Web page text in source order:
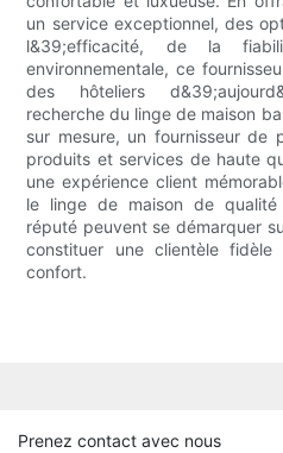
un service exceptionnel, des
l&39;efficacité, de la
environnementale, ce
des hôteliers
recherche du linge de maison
sur mesure, un fournisseur de
produits et services de haute
une expérience client
le linge de maison de qualité
réputé peuvent se démarquer
constituer une clientèle
confort.
Prenez contact avec nous